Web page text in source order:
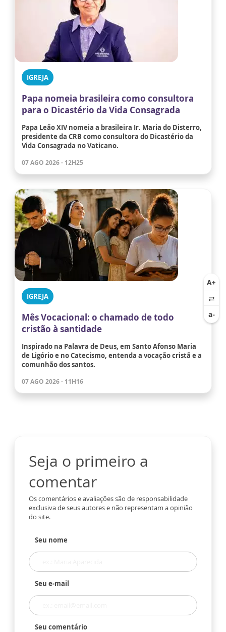
IGREJA
Papa nomeia brasileira como consultora
para o Dicastério da Vida Consagrada
Papa Leão XIV nomeia a brasileira Ir. Maria do Disterro,
presidente da CRB como consultora do Dicastério da
Vida Consagrada no Vaticano.
07 AGO 2026 - 12H25
IGREJA
Mês Vocacional: o chamado de todo
cristão à santidade
Inspirado na Palavra de Deus, em Santo Afonso Maria
de Ligório e no Catecismo, entenda a vocação cristã e a
comunhão dos santos.
07 AGO 2026 - 11H16
Seja o primeiro a
comentar
Os comentários e avaliações são de responsabilidade
exclusiva de seus autores e não representam a opinião
do site.
Seu nome
Seu e-mail
Seu comentário